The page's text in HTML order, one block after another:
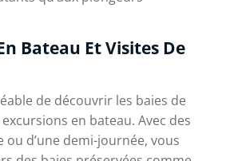
Bateau Et Visites De
de découvrir les baies de
en bateau. Avec des
ou d’une demi-journée, vous